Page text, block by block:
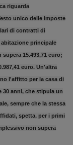
riguarda
unico delle imposte
di contratti di
principale
15.493,71 euro;
euro. Un'altra
l'affitto per la casa di
30 anni, che stipula un
sempre che la stessa
spetta, per i primi
non supera